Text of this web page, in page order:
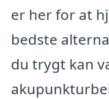
er her for at
bedste
du trygt kan